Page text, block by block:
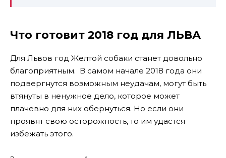
Что готовит 2018 год для ЛЬВА
Для Львов год Желтой собаки станет довольно
благоприятным. В самом начале 2018 года они
подвергнутся возможным неудачам, могут быть
втянуты в ненужное дело, которое может
плачевно для них обернуться. Но если они
проявят свою осторожность, то им удастся
избежать этого.